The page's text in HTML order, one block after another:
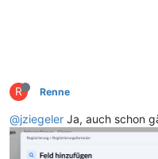
R Renne
@jziegeler Ja, auch schon